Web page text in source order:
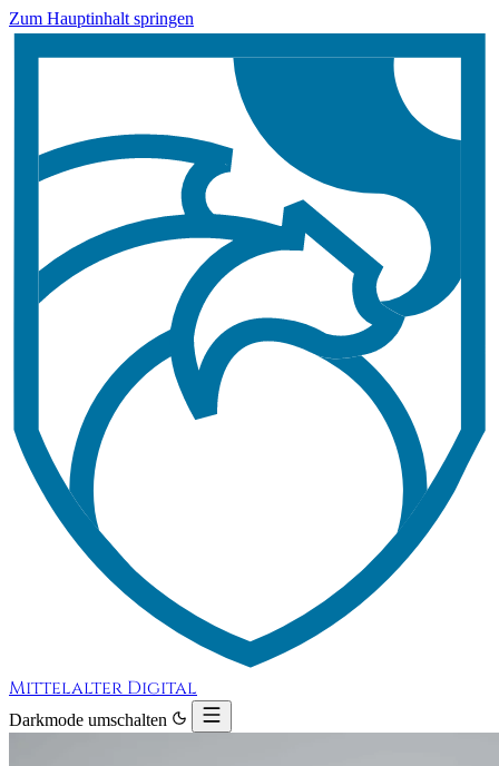
Zum Hauptinhalt springen
Mittelalter Digital
Darkmode umschalten